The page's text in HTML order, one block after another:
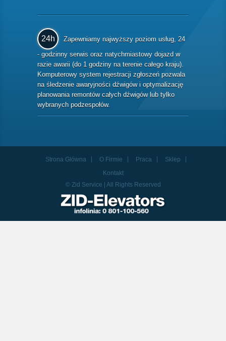
24h
Zapewniamy najwyższy poziom usług, 24
- godzinny serwis oraz natychmiastowy dojazd w
razie awarii (do 1 godziny na terenie całego kraju).
Komputerowy system rejestracji zgłoszeń pozwala
na śledzenie awaryjności dźwigów i optymalizację
planowania remontów całych dźwigów lub tylko
wybranych podzespołów.
Strona Główna O Firmie Praca
Sklep
Kontakt
© Zid Service | All Rights Reserved